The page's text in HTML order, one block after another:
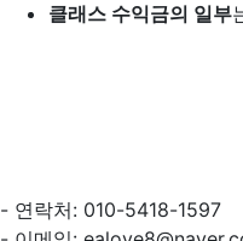
클래스 수익금의 일부
- 연락처: 010-5418-1597